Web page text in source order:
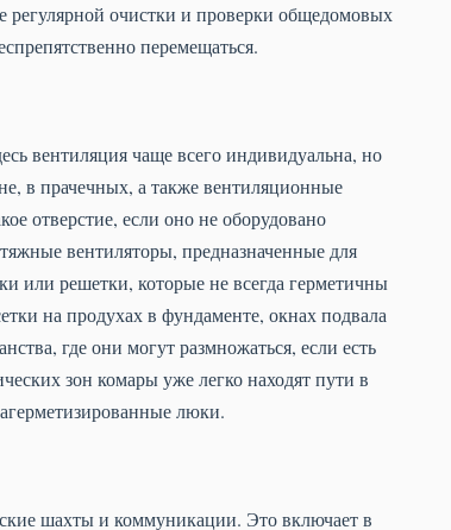
очистки и проверки общедомовых
перемещаться.
вентиляция чаще всего индивидуальна, но
в прачечных, а также вентиляционные
отверстие, если оно не оборудовано
вентиляторы, предназначенные для
или решетки, которые не всегда герметичны
на продухах в фундаменте, окнах подвала
где они могут размножаться, если есть
зон комары уже легко находят пути в
люки.
шахты и коммуникации. Это включает в